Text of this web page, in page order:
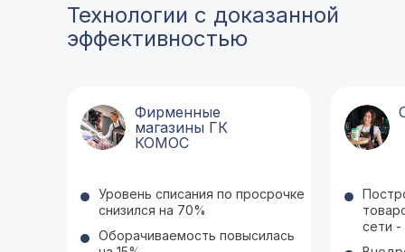
Технологии с доказанной
эффективностью
Фирменные
магазины ГК
КОМОС
Уровень списания по просрочке
снизился на 70%
Оборачиваемость повысилась
сети -